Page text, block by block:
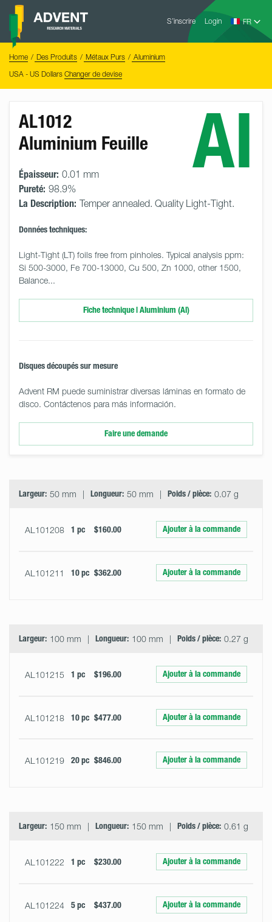
Skip
content
S’inscrire Login
Advent
Home Des Produits Métaux Purs
Aluminium
USA - US Dollars Changer de devise
Al
AL1012
Aluminium Feuille
Épaisseur: 0.01 mm
Pureté: 98.9%
La Description: Temper annealed. Quality Light-Tight.
Données techniques:
Light-Tight (LT) foils free from pinholes. Typical analysis ppm:
Si 500-3000, Fe 700-13000, Cu 500, Zn 1000, other 1500,
Balance...
Fiche technique | Aluminium (Al)
Disques découpés sur mesure
Advent RM puede suministrar diversas láminas en formato de
disco. Contáctenos para más información.
Faire une demande
Largeur: 50 mm Longueur: 50 mm Poids / pièce: 0.07 g
AL101208 1 pc $160.00 Ajouter à la commande
AL101211 10 pc $362.00 Ajouter à la commande
Largeur: 100 mm Longueur: 100 mm Poids / pièce: 0.27 g
AL101215 1 pc $196.00 Ajouter à la commande
AL101218 10 pc $477.00 Ajouter à la commande
AL101219 20 pc $846.00 Ajouter à la commande
Largeur: 150 mm Longueur: 150 mm Poids / pièce: 0.61 g
AL101222 1 pc $230.00 Ajouter à la commande
AL101224 5 pc $437.00 Ajouter à la commande